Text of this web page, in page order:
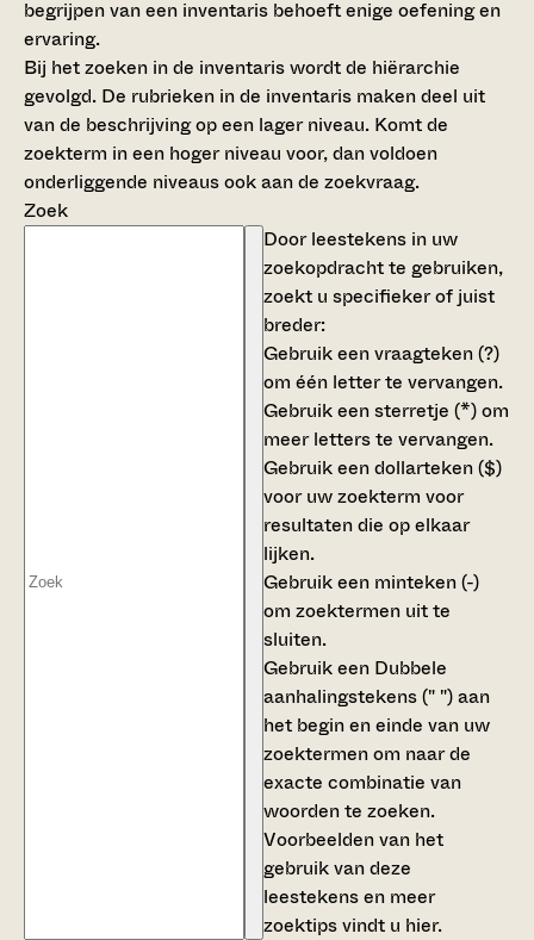
begrijpen van een inventaris behoeft enige oefening en
ervaring.
Bij het zoeken in de inventaris wordt de hiërarchie
gevolgd. De rubrieken in de inventaris maken deel uit
van de beschrijving op een lager niveau. Komt de
zoekterm in een hoger niveau voor, dan voldoen
onderliggende niveaus ook aan de zoekvraag.
Zoek
Door leestekens in uw
zoekopdracht te gebruiken,
zoekt u specifieker of juist
breder:
Gebruik eenvraagteken (?)
om één letter te vervangen.
Gebruik eensterretje (*)om
meer letters te vervangen.
Gebruik eendollarteken ($)
voor uw zoekterm voor
resultaten die op elkaar
lijken.
Gebruik een minteken (-)
om zoektermen uit te
sluiten.
Gebruik een Dubbele
aanhalingstekens (" ")aan
het begin en einde van uw
zoektermen om naar de
exacte combinatie van
woorden te zoeken.
Voorbeelden van het
gebruik van deze
leestekens en meer
zoektips vindt u hier.